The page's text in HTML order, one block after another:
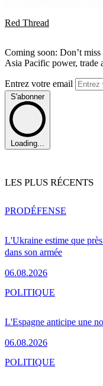
Red Thread
Coming soon: Don’t
Asia Pacific power, trade
Entrez votre email
S'abonner
Loading...
LES PLUS RÉCENTS
L'Ukraine estime que
dans son armée
06.08.2026
PRODÉFENSE
L'Espagne anticipe une
06.08.2026
POLITIQUE
POLITIQUE